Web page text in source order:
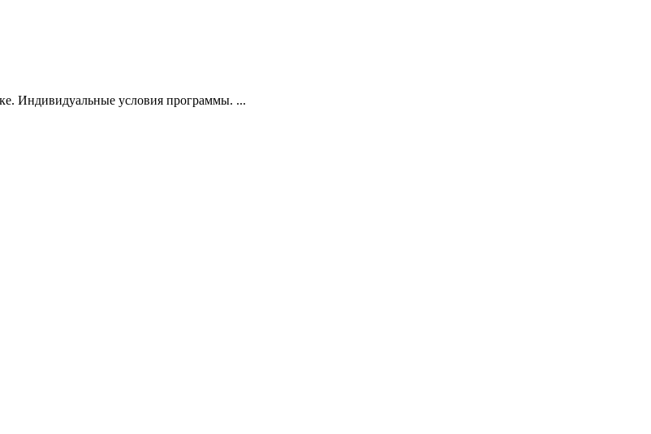
Индивидуальные условия программы. ...